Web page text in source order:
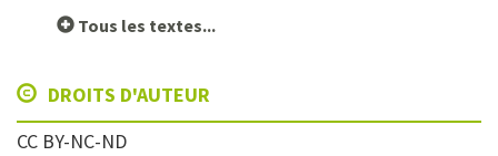
Tous les textes...
DROITS D'AUTEUR
CC BY-NC-ND